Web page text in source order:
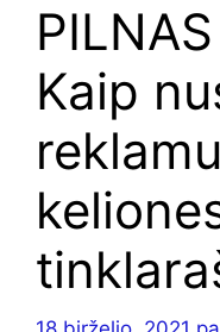
Kaip